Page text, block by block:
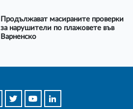
Продължават масираните проверки
за нарушители по плажовете във
Варненско